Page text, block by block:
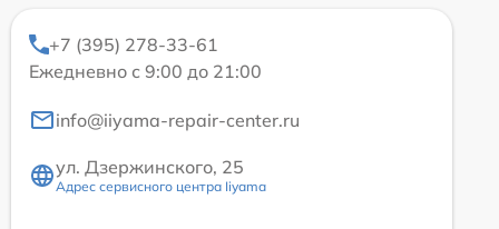
+7 (395) 278-33-61
Ежедневно с 9:00 до 21:00
info@iiyama-repair-center.ru
ул. Дзержинского, 25
Адрес сервисного центра Iiyama